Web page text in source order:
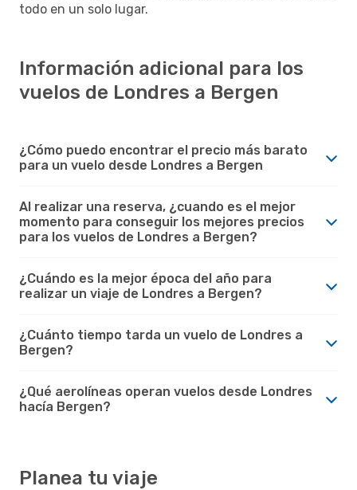
todo en un solo lugar.
Información adicional para los
vuelos de Londres a Bergen
¿Cómo puedo encontrar el precio más barato
para un vuelo desde Londres a Bergen
Al realizar una reserva, ¿cuando es el mejor
momento para conseguir los mejores precios
para los vuelos de Londres a Bergen?
¿Cuándo es la mejor época del año para
realizar un viaje de Londres a Bergen?
¿Cuánto tiempo tarda un vuelo de Londres a
Bergen?
¿Qué aerolíneas operan vuelos desde Londres
hacía Bergen?
Planea tu viaje